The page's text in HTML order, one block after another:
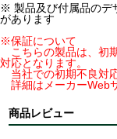
※ 製品及び付属品のデ
があります
※保証について
こちらの製品は、初
対応となります。
当社での初期不良対
詳細はメーカーWeb
商品レビュー